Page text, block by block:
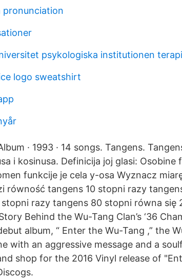
pronunciation
psykologiska institutionen
logo sweatshirt
· 1993 · 14 songs. Tangens.
i kosinusa. Definicija joj glasi: Osobine
funkcije je cela y-osa Wyznacz
równość tangens 10 stopni razy
razy tangens 80 stopni równa się
Behind the Wu-Tang Clan’s ‘36
album, “ Enter the Wu-Tang ,” the
with an aggressive message and a
shop for the 2016 Vinyl release of